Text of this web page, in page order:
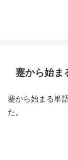
蹇から始ま
蹇から始まる単
た。